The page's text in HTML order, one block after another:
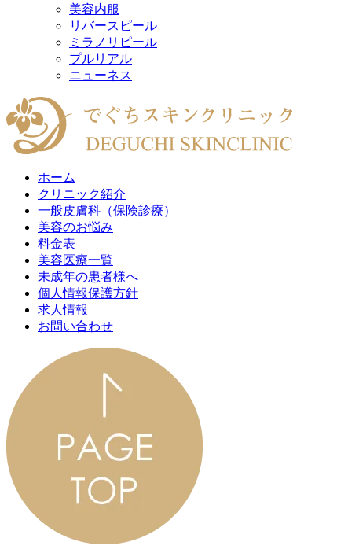
美容内服
リバースピール
ミラノリピール
プルリアル
ニューネス
ホーム
クリニック紹介
一般皮膚科（保険診療）
美容のお悩み
料金表
美容医療一覧
未成年の患者様へ
個人情報保護方針
求人情報
お問い合わせ